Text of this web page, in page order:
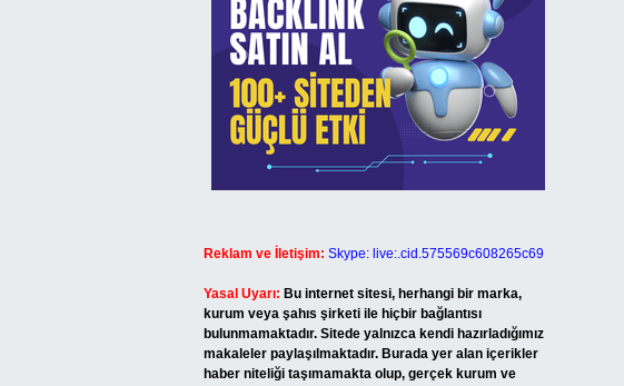
Reklam ve İletişim: Skype: live:.cid.575569c608265c69
Yasal Uyarı: Bu internet sitesi, herhangi bir marka,
kurum veya şahıs şirketi ile hiçbir bağlantısı
bulunmamaktadır. Sitede yalnızca kendi hazırladığımız
makaleler paylaşılmaktadır. Burada yer alan içerikler
haber niteliği taşımamakta olup, gerçek kurum ve